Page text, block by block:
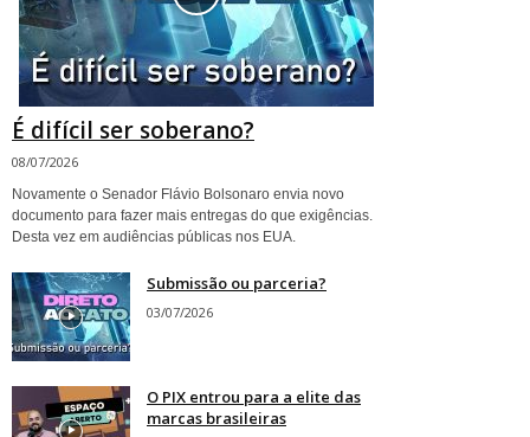
É difícil ser soberano?
08/07/2026
Novamente o Senador Flávio Bolsonaro envia novo
documento para fazer mais entregas do que exigências.
Desta vez em audiências públicas nos EUA.
Submissão ou parceria?
03/07/2026
O PIX entrou para a elite das
marcas brasileiras